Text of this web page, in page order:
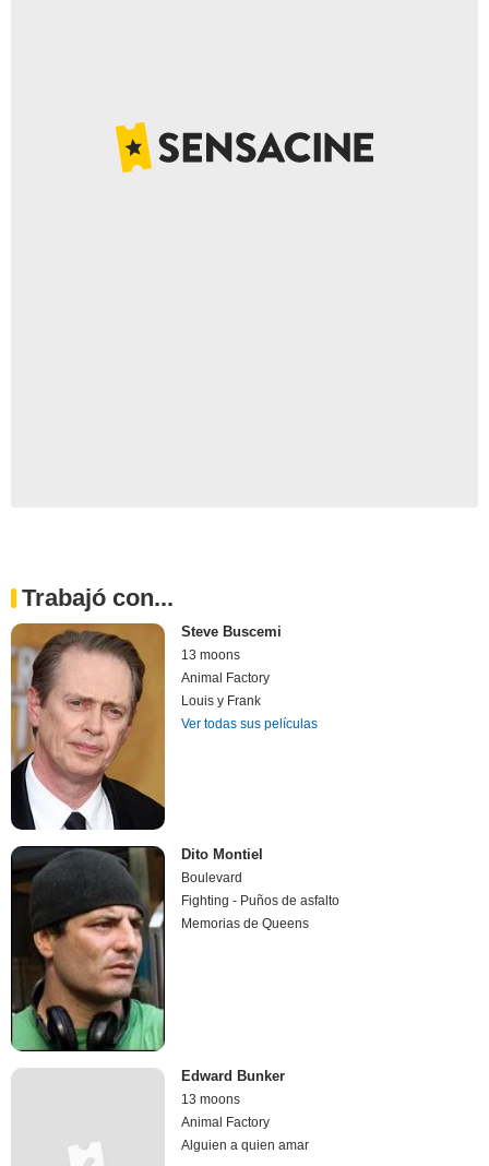
Trabajó con...
Steve Buscemi
13 moons
Animal Factory
Louis y Frank
Ver todas sus películas
Dito Montiel
Boulevard
Fighting - Puños de asfalto
Memorias de Queens
Edward Bunker
13 moons
Animal Factory
Alguien a quien amar